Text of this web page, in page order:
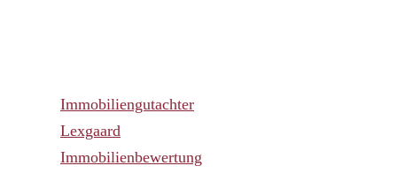
Immobiliengutachter
Lexgaard
Immobilienbewertung